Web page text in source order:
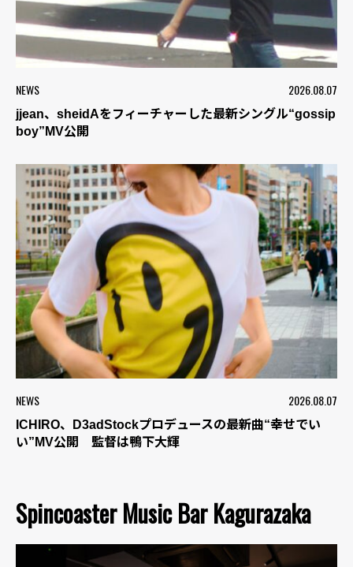
NEWS 2026.08.07
jjean、sheidAをフィーチャーした最新シングル“gossip
boy”MV公開
NEWS 2026.08.07
ICHIRO、D3adStockプロデュースの最新曲“幸せでい
い”MV公開 監督は鴨下大輝
Spincoaster Music Bar Kagurazaka